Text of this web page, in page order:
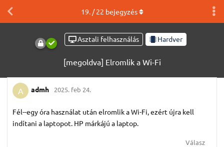
Asztali felhasználás Hardver
[megoldva] Elromlik a Wi-Fi
19. /22 bejegyzés
A admh 2025. feb 24.
Fél--egy óra használat után elromlik a Wi-Fi, ezért újra kell
indítani a laptopot. HP márkájú a laptop.
Válasz